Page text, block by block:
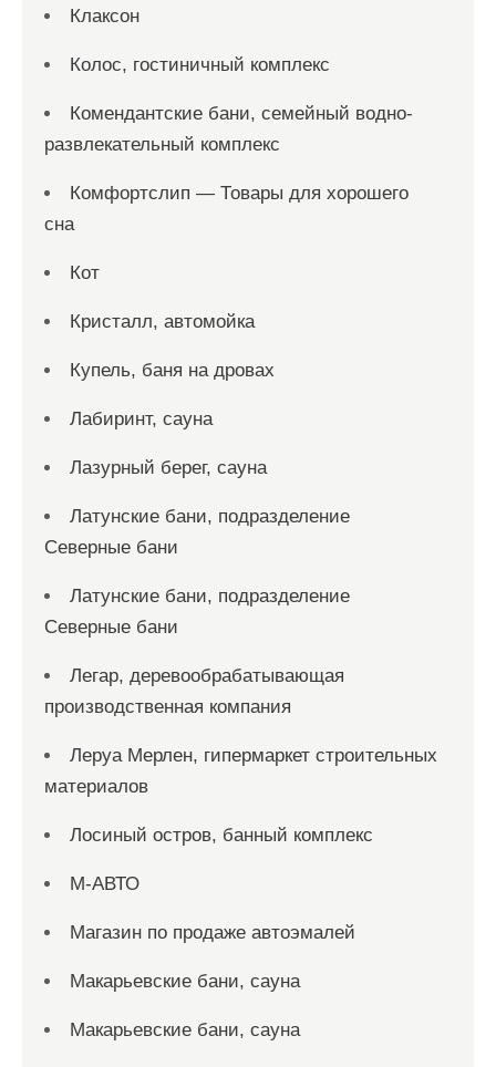
Клаксон
Колос, гостиничный комплекс
Комендантские бани, семейный водно-
развлекательный комплекс
Комфортслип — Товары для хорошего
сна
Кот
Кристалл, автомойка
Купель, баня на дровах
Лабиринт, сауна
Лазурный берег, сауна
Латунские бани, подразделение
Северные бани
Латунские бани, подразделение
Северные бани
Легар, деревообрабатывающая
производственная компания
Леруа Мерлен, гипермаркет строительных
материалов
Лосиный остров, банный комплекс
М-АВТО
Магазин по продаже автоэмалей
Макарьевские бани, сауна
Макарьевские бани, сауна